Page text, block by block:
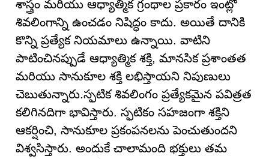
శాస్త్రం మరియు ఆధ్యాత్మిక గ్రంథాల ప్రకారం ఇంట్లో
శివలింగాన్ని ఉంచడం నిషిద్ధం కాదు. అయితే దానికి
కొన్ని ప్రత్యేక నియమాలు ఉన్నాయి. వాటిని
పాటించినప్పుడే ఆధ్యాత్మిక శక్తి, మానసిక ప్రశాంతత
మరియు సానుకూల శక్తి లభిస్తాయని నిపుణులు
చెబుతున్నారు.స్ఫటిక శివలింగం ప్రత్యేకమైన పవిత్రత
కలిగినదిగా భావిస్తారు. స్ఫటికం సహజంగా శక్తిని
ఆకర్షించి, సానుకూల ప్రకంపనలను పెంచుతుందని
విశ్వసిస్తారు. అందుకే చాలామంది భక్తులు తమ